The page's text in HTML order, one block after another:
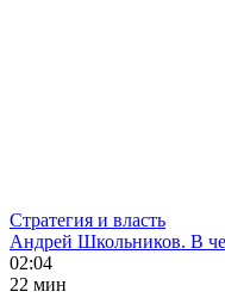
Стратегия и власть
Андрей Школьников. В
02:04
22 мин